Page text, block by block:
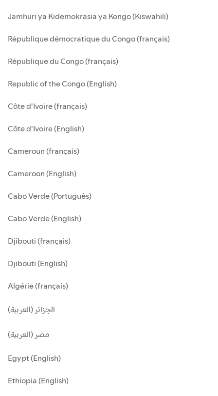
Jamhuri ya Kidemokrasia ya Kongo (Kiswahili)
République démocratique du Congo (français)
République du Congo (français)
Republic of the Congo (English)
Côte d'Ivoire (français)
Côte d'Ivoire (English)
Cameroun (français)
Cameroon (English)
Cabo Verde (Português)
Cabo Verde (English)
Djibouti (français)
Djibouti (English)
Algérie (français)
الجزائر (العربية)
مصر (العربية)
Egypt (English)
Ethiopia (English)